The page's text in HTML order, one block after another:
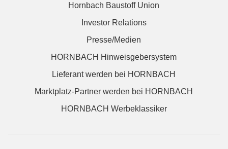
Hornbach Baustoff Union
Investor Relations
Presse/Medien
HORNBACH Hinweisgebersystem
Lieferant werden bei HORNBACH
Marktplatz-Partner werden bei HORNBACH
HORNBACH Werbeklassiker